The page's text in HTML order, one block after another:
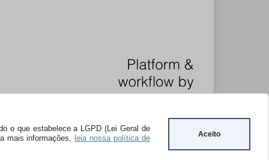
o que estabelece a LGPD (Lei Geral de
mais informações, leia nossa política de
Aceito